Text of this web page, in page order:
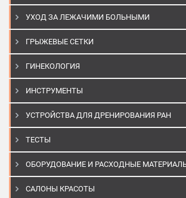
УХОД ЗА ЛЕЖАЧИМИ БОЛЬНЫМИ
ГРЫЖЕВЫЕ СЕТКИ
ГИНЕКОЛОГИЯ
ИНСТРУМЕНТЫ
УСТРОЙСТВА ДЛЯ ДРЕНИРОВАНИЯ РАН
ТЕСТЫ
ОБОРУДОВАНИЕ И РАСХОДНЫЕ
САЛОНЫ КРАСОТЫ